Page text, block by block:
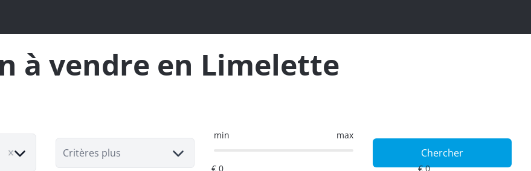
à vendre en Limelette
Critères plus
min max
Chercher